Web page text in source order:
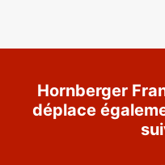
Hornberger
déplace